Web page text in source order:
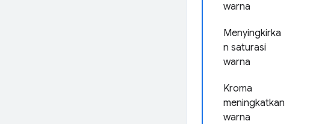
warna
Menyingkirka
n saturasi
warna
Kroma
meningkatkan
warna